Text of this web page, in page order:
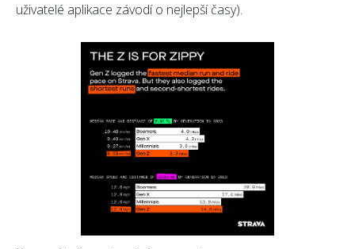
uživatelé aplikace závodí o nejlepší časy).